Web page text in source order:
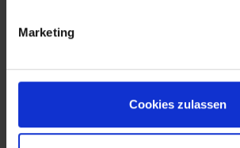
Marketing
Cookies zulassen
SUPPORT
NACHRICHT SENDEN